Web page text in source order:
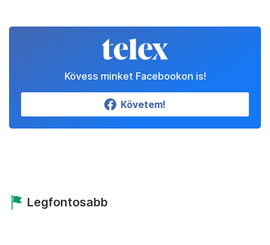
Kövess minket Facebookon is!
Követem!
Legfontosabb